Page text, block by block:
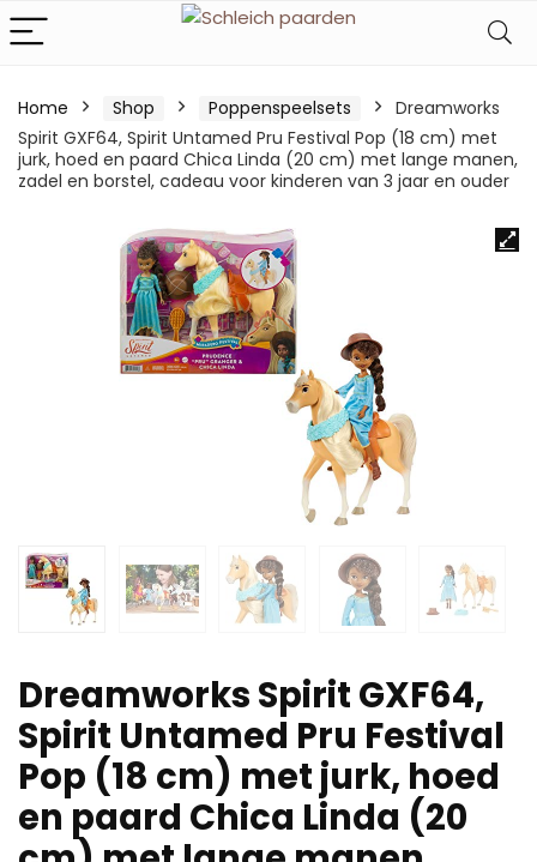
Home Shop Poppenspeelsets
Dreamworks
Spirit GXF64, Spirit Untamed Pru Festival Pop (18 cm) met
jurk, hoed en paard Chica Linda (20 cm) met lange manen,
zadel en borstel, cadeau voor kinderen van 3 jaar en ouder
Dreamworks Spirit GXF64,
Spirit Untamed Pru Festival
Pop (18 cm) met jurk, hoed
en paard Chica Linda (20